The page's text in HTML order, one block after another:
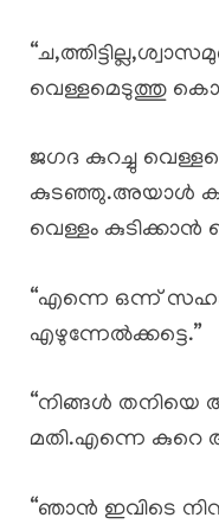
വെള്ളമെടുത്തു
ജഗദ കുറച്ചു
കുടഞ്ഞു.അയാൾ
വെള്ളം
“എന്നെ ഒന്ന്
എഴുന്നേൽക്കട്ടെ.”
“നിങ്ങൾ തനിയെ
മതി.എന്നെ കുറെ
“ഞാൻ ഇവിടെ